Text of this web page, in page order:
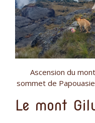
Ascension du
sommet de
Le mont